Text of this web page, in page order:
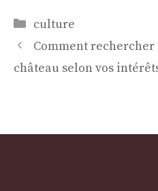
Catégories
culture
Comment rechercher
château selon vos